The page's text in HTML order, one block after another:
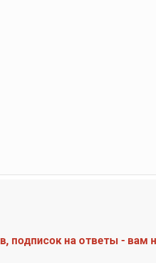
подписок на ответы - вам